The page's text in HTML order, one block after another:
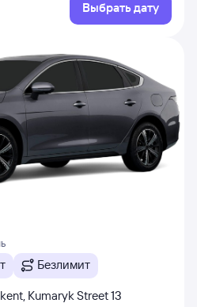
Выбрать дату
Безлимит
Kumaryk Street 13